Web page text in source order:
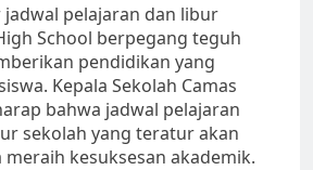
pelajaran dan libur
School berpegang teguh
pendidikan yang
Kepala Sekolah Camas
bahwa jadwal pelajaran
sekolah yang teratur akan
kesuksesan akademik.